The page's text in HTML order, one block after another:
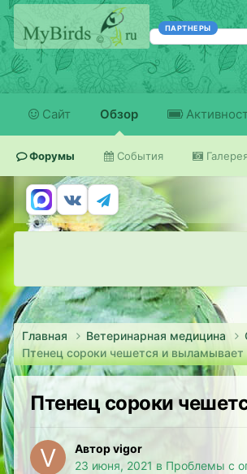
ПАРТНЕРЫ
Сайт Обзор
Форумы События
Главная Ветеринарная медицина
Птенец сороки чешется и выламывает
Птенец сороки
Автор vigor
23 июня, 2021 в Проблемы с